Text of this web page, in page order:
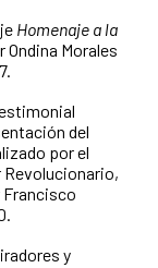
Homenaje a la
Morales
del
por el
y